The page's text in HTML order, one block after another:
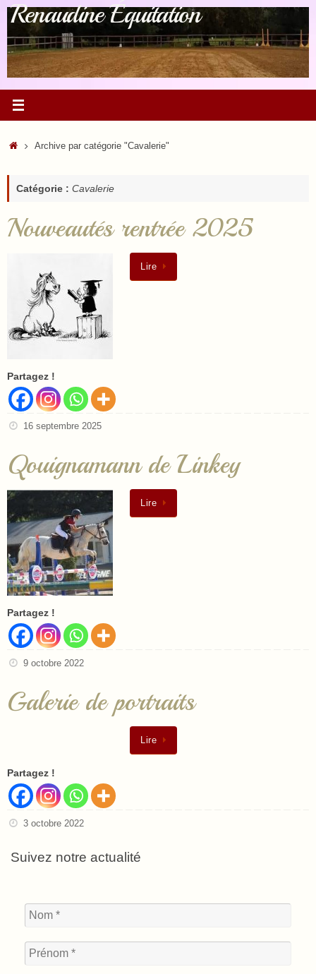
Passer
contenu
Renaudine Équitation
Accueil
Archive par catégorie "Cavalerie"
Catégorie : Cavalerie
Nouveautés rentrée 2025
Lire
Partagez !
16 septembre 2025
Qouignamann de Linkey
Lire
Partagez !
9 octobre 2022
Galerie de portraits
Lire
Partagez !
3 octobre 2022
Suivez notre actualité